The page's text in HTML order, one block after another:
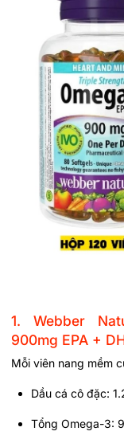
1. Webber
900mg EPA +
Mỗi viên nang mềm
Dầu cá cô đặc:
Tổng Omega-3: